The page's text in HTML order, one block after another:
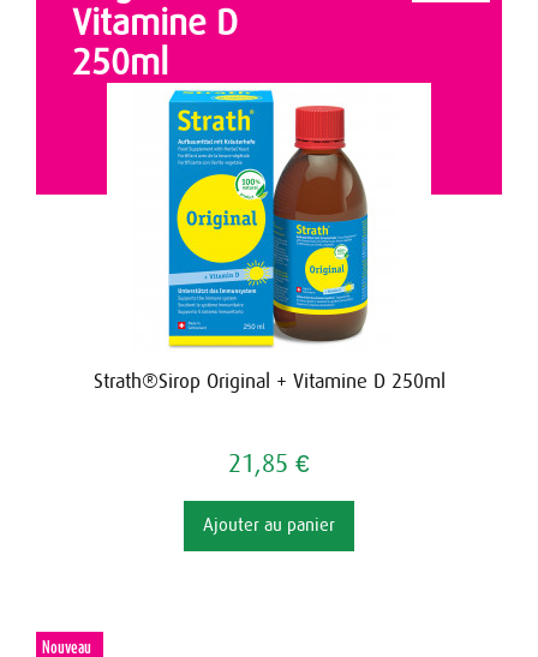
Vitamine D
250ml
Strath®Sirop Original + Vitamine D 250ml
21,85 €
Ajouter au panier
Nouveau